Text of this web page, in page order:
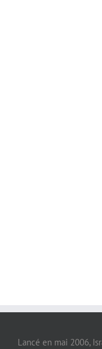
Lancé en mai 2006,